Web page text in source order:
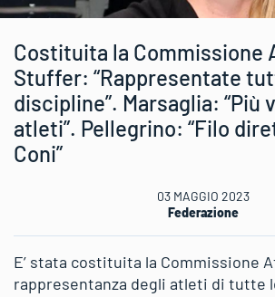
Costituita la Commissione
Stuffer: “Rappresentate
discipline”. Marsaglia: “Più
atleti”. Pellegrino: “Filo
Coni”
03 MAGGIO 2023
Federazione
E’ stata costituita la Commissione
rappresentanza degli atleti di tutte